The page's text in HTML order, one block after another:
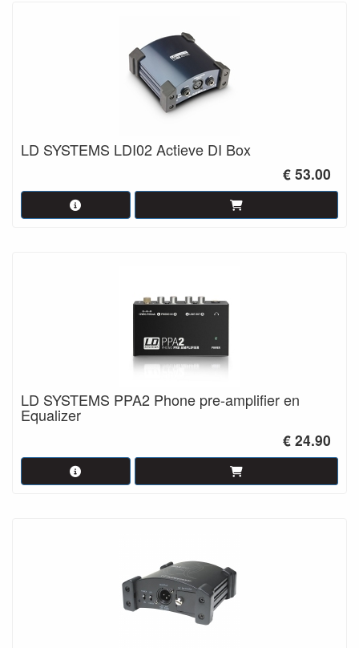
LD SYSTEMS LDI02 Actieve DI Box
€ 53.00
LD SYSTEMS PPA2 Phone pre-amplifier en
Equalizer
€ 24.90